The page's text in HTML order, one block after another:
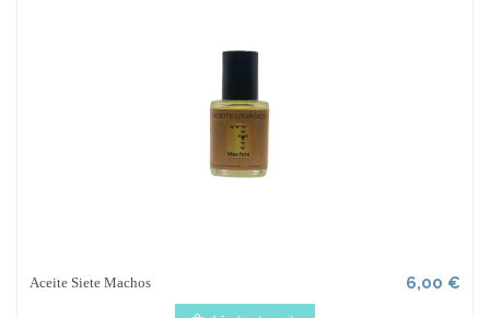
Aceite Siete Machos 6,00 €